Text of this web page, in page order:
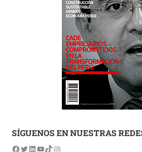
SÍGUENOS EN NUESTRAS